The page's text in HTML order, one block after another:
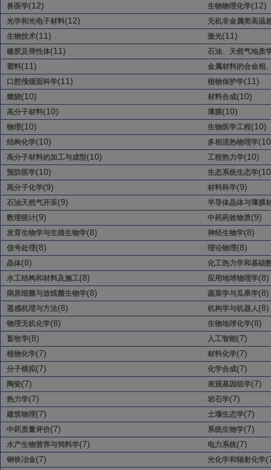
兽医学(12) 生物物理化学(12)
光学和光电子材料(12)
无机非金属类高温
生物技术(11) 激光(11)
橡胶及弹性体(11)
石油、天然气地质
塑料(11)
金属材料的合金相
口腔颅颌面科学(11) 植物保护学(11)
燃烧(10) 材料合成(10)
高分子材料(10) 薄膜(10)
物理(10) 生物医学工程(10)
结构化学(10) 多相流热物理学
高分子材料的加工与成型(10) 工程热力学(10)
预防医学(10) 生态系统生态学
高分子化学(9) 材料科学(9)
石油天然气开采(9)
半导体晶体与薄膜
数理统计(9) 中药药效物质(9)
发育生物学与生殖生物学(8) 神经生物学(8)
信号处理(8) 理论物理(8)
晶体(8)
化工热力学和基础
水工结构和材料及施工(8) 应用地球物理学(8)
病原细菌与放线菌生物学(8) 蔬菜学与瓜果学(8)
遥感机理与方法(8) 机构学与机器人(8)
物理无机化学(8) 生物地球化学(8)
畜牧学(8) 人工智能(7)
植物化学(7) 材料化学(7)
分子模拟(7) 化学合成(7)
陶瓷(7) 表观基因组学(7)
热力学(7) 岩石学(7)
建筑物理(7) 土壤生态学(7)
中药质量评价(7) 系统生物学(7)
水产生物营养与饲料学(7) 电力系统(7)
钢铁冶金(7) 光化学和辐射化学